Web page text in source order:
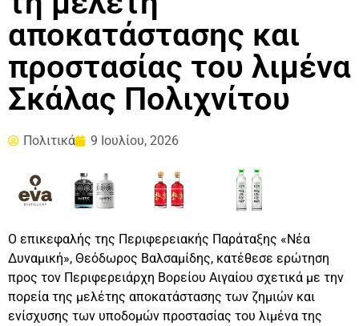
αποκατάστασης και
προστασίας του λιμένα
Σκάλας Πολιχνίτου
Πολιτικά 9 Ιουλίου, 2026
Ο επικεφαλής της Περιφερειακής Παράταξης «Νέα
Δυναμική», Θεόδωρος Βαλσαμίδης, κατέθεσε ερώτηση
προς τον Περιφερειάρχη Βορείου Αιγαίου σχετικά με την
πορεία της μελέτης αποκατάστασης των ζημιών και
ενίσχυσης των υποδομών προστασίας του λιμένα της